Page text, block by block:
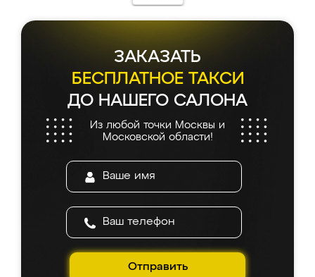
ЗАКАЗАТЬ
БЕСПЛАТНОЕ ТАКСИ
ДО НАШЕГО САЛОНА
Из любой точки Москвы и
Московской области!
Отправить